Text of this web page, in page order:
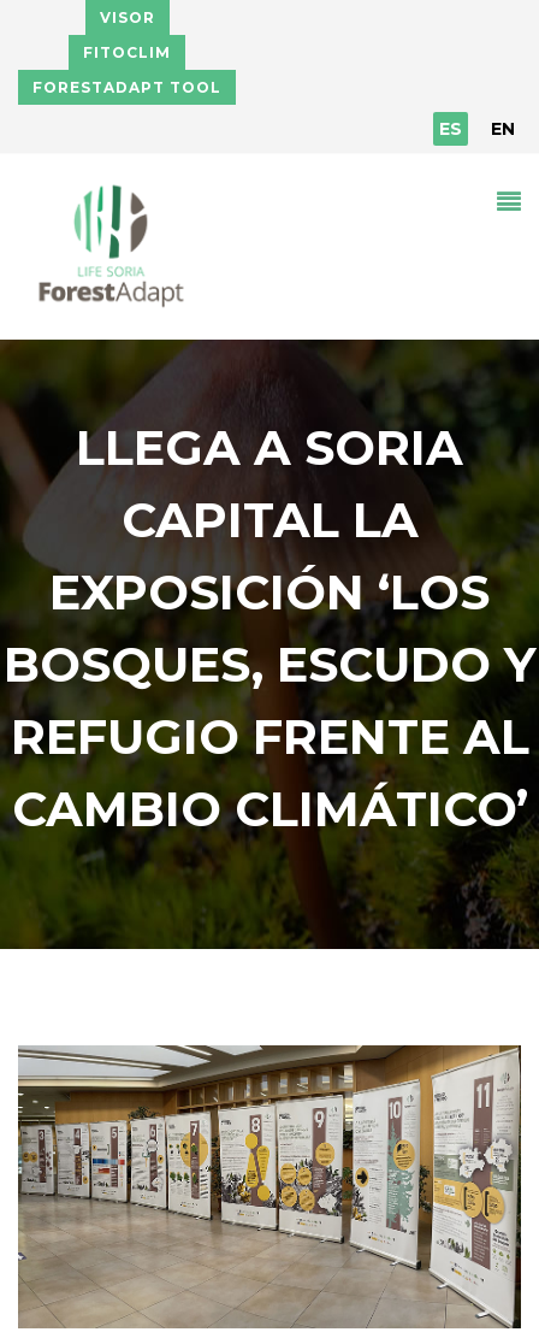
Pasar al contenido principal
VISOR
FITOCLIM
FORESTADAPT TOOL
ES EN
LLEGA A SORIA
CAPITAL LA
EXPOSICIÓN ‘LOS
BOSQUES, ESCUDO Y
REFUGIO FRENTE AL
CAMBIO CLIMÁTICO’